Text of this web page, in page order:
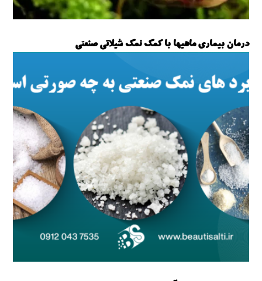
درمان بیماری ماهیها با کمک نمک شیلاتی صنعتی